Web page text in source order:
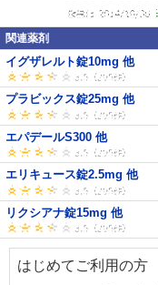
関連薬剤
イグザレルト錠10mg 他
プラビックス錠25mg 他
エパデールS300 他
エリキュース錠2.5mg 他
リクシアナ錠15mg 他
はじめてご利用の方